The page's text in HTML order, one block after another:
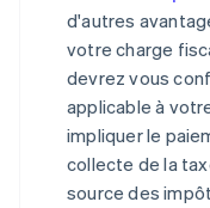
d'autres
votre charge
devrez vous
applicable à
impliquer le
collecte de la
source des